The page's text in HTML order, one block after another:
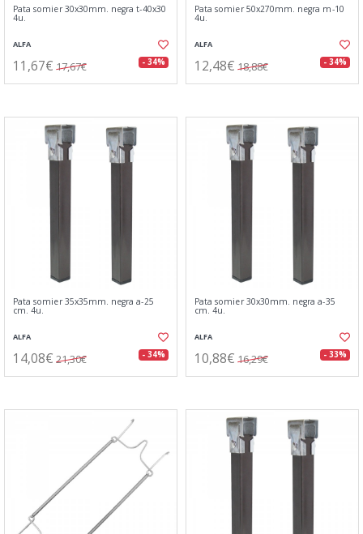
Pata somier 30x30mm. negra t-40x30
4u.
ALFA
11,67€ 17,67€ - 34%
Pata somier 50x270mm. negra m-10
4u.
ALFA
12,48€ 18,88€ - 34%
Pata somier 35x35mm. negra a-25
cm. 4u.
ALFA
14,08€ 21,30€ - 34%
Pata somier 30x30mm. negra a-35
cm. 4u.
ALFA
10,88€ 16,29€ - 33%